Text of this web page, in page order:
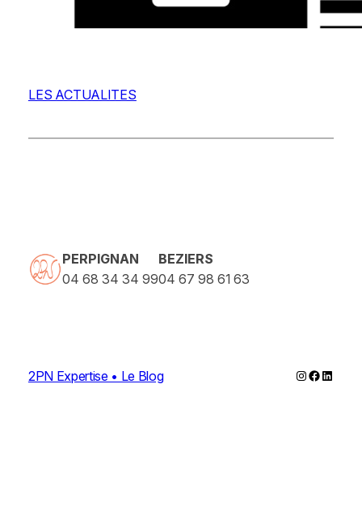
LES ACTUALITES
PERPIGNAN
04 68 34 34 99
BEZIERS
04 67 98 61 63
2PN Expertise • Le Blog Instagram